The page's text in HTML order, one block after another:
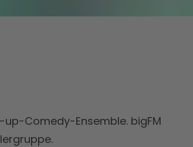
Comedy-Ensemble. bigFM